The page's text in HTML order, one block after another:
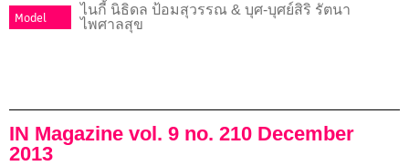
Model
ไนกี้ นิธิดล ป้อมสุวรรณ & บุศ-บุศย์สิริ รัตนา
ไพศาลสุข
IN Magazine vol. 9 no. 210 December
2013